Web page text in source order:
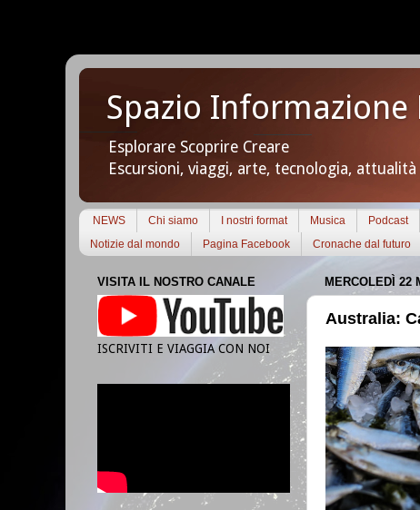
Spazio Informazione
Esplorare Scoprire Creare
Escursioni, viaggi, arte, tecnologia, attualità
NEWS Chi siamo I nostri format Musica Podcast
Notizie dal mondo
Pagina Facebook Cronache dal futuro
MERCOLEDÌ 22
Australia:
VISITA IL NOSTRO CANALE
ISCRIVITI E VIAGGIA CON NOI